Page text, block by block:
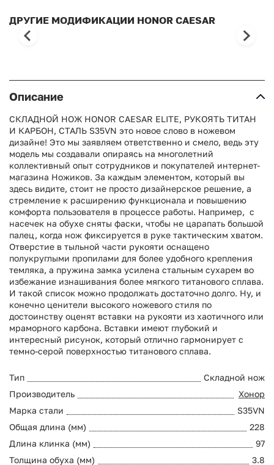
ДРУГИЕ МОДИФИКАЦИИ HONOR CAESAR
Описание
СКЛАДНОЙ НОЖ HONOR CAESAR ELITE, РУКОЯТЬ ТИТАН
И КАРБОН, СТАЛЬ S35VN это новое слово в ножевом
дизайне! Это мы заявляем ответственно и смело, ведь эту
модель мы создавали опираясь на многолетний
коллективный опыт сотрудников и покупателей интернет-
магазина Ножиков. За каждым элементом, который вы
здесь видите, стоит не просто дизайнерское решение, а
стремление к расширению функционала и повышению
комфорта пользователя в процессе работы. Например, с
насечек на обухе сняты фаски, чтобы не царапать большой
палец, когда нож фиксируется в руке тактическим хватом.
Отверстие в тыльной части рукояти оснащено
полукруглыми пропилами для более удобного крепления
темляка, а пружина замка усилена стальным сухарем во
избежание изнашивания более мягкого титанового сплава.
И такой список можно продолжать достаточно долго. Ну, и
конечно ценители высокого ножевого стиля по
достоинству оценят вставки на рукояти из хаотичного или
мраморного карбона. Вставки имеют глубокий и
интересный рисунок, который отлично гармонирует с
темно-серой поверхностью титанового сплава.
Тип
Складной нож
Производитель
Хонор
Марка стали
S35VN
Общая длина (мм)
228
Длина клинка (мм)
97
Толщина обуха (мм)
3.8